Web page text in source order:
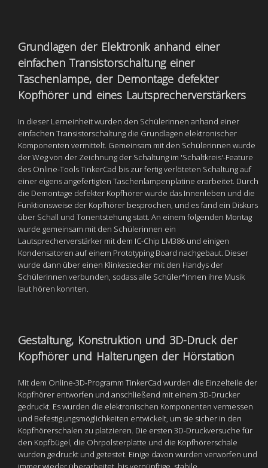
Grundlagen der Elektronik anhand einer
einfachen Transistorschaltung einer
Taschenlampe, der Demontage defekter
Kopfhörer und eines Lautsprecherverstärkers
In dieser Lerneinheit wurden den Schülerinnen anhand einer
einfachen Transistorschaltung die Grundlagen elektronischer
Komponenten vermittelt. Gemeinsam mit den Schülerinnen wurde
der Weg von der Zeichnung der Schaltung im 'Schaltkreis'-Feature
des Online-Tools TinkerCad bis zur fertig verlöteten Schaltung auf
einer eigens angefertigten Taschenlampenplatine erarbeitet. Durch
die Demontage defekter Kopfhörer wurde das Innenleben und die
Funktionsweise der Kopfhörer besprochen, und es fand ein Diskurs
über Schall und Tonentstehung statt. An einem folgenden Montag
wurde gemeinsam mit den Schülerinnen ein
Lautsprecherverstärker mit dem IC-Chip LM386 und einigen
Kondensatoren auf einem Prototyping Board nachgebaut. Dieser
wurde dann über einen Klinkestecker mit den Handys der
Schülerinnen verbunden, sodass alle Schüler*innen ihre Musik
laut hören konnten.
Gestaltung, Konstruktion und 3D-Druck der
Kopfhörer und Halterungen der Hörstation
Mit dem Online-3D-Programm TinkerCad wurden die Einzelteile der
Kopfhörer entworfen und anschließend mit einem 3D-Drucker
gedruckt. Es wurden die elektronischen Komponenten vermessen
und Befestigungsmöglichkeiten entwickelt, um sie sicher in den
Kopfhörerschalen zu platzieren. Die ersten 3D-Druckversuche für
den Kopfbügel, die Ohrpolsterplatte und die Kopfhörerschale
wurden gedruckt und getestet. Einige davon wurden verworfen und